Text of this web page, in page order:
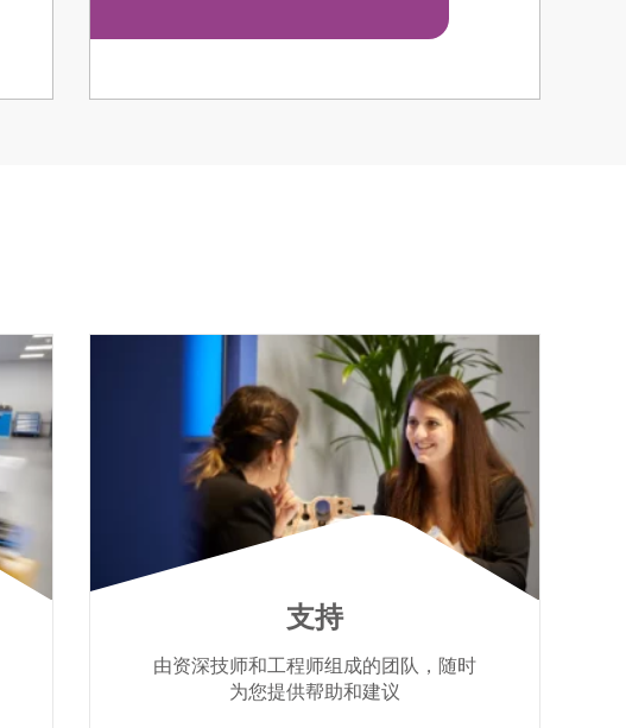
支持
由资深技师和工程师组成的团队，随时
为您提供帮助和建议